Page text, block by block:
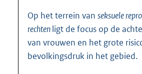
Op het terrein van seksuele
rechtenligt de focus op de
van vrouwen en het grote
bevolkingsdruk in het gebied.